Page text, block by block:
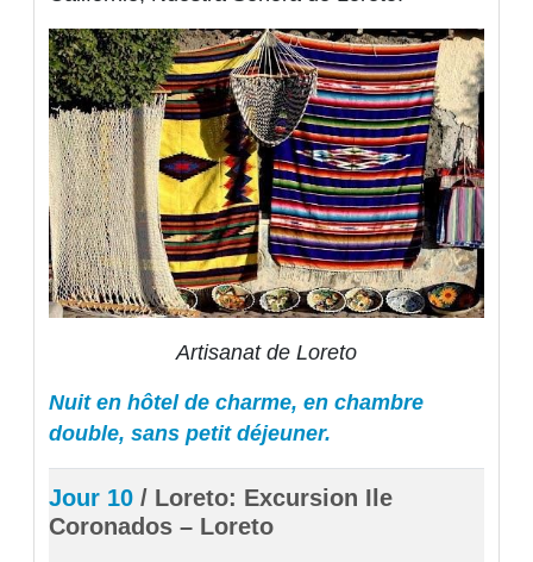
Artisanat de Loreto
Nuit en hôtel de charme, en chambre
double, sans petit déjeuner.
Jour 10 / Loreto: Excursion Ile
Coronados – Loreto